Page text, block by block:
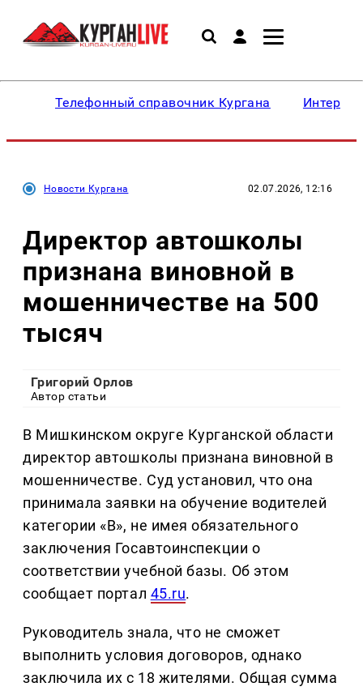
Телефонный справочник Кургана
Новости Кургана 02.07.2026, 12:16
Директор автошколы
признана виновной в
мошенничестве на 500
тысяч
Григорий Орлов
Автор статьи
В Мишкинском округе Курганской области
директор автошколы признана виновной в
мошенничестве. Суд установил, что она
принимала заявки на обучение водителей
категории «В», не имея обязательного
заключения Госавтоинспекции о
соответствии учебной базы. Об этом
сообщает портал 45.ru.
Руководитель знала, что не сможет
выполнить условия договоров, однако
заключила их с 18 жителями. Общая сумма